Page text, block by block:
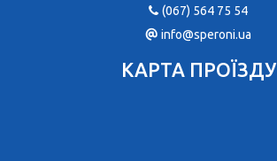
(067) 564 75 54
info@speroni.ua
КАРТА ПРОЇЗДУ